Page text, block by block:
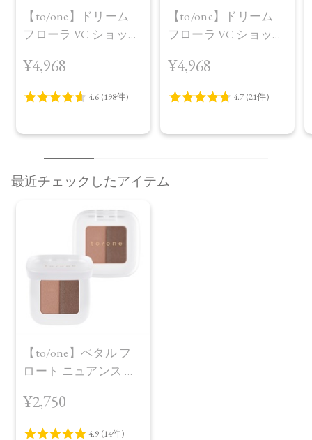
【to/one】ドリーム
フローラ VC ショット
¥4,968
【to/one】ドリーム
フローラ VC ショット
プラス＜限定品＞
¥4,968
最近チェックしたアイテム
【to/one】ペタル フ
ロート ニュアンス ア
¥2,750